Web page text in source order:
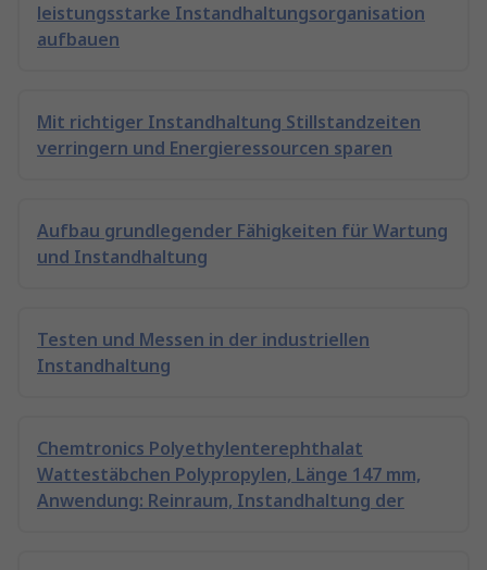
leistungsstarke Instandhaltungsorganisation
aufbauen
Mit richtiger Instandhaltung Stillstandzeiten
verringern und Energieressourcen sparen
Aufbau grundlegender Fähigkeiten für Wartung
und Instandhaltung
Testen und Messen in der industriellen
Instandhaltung
Chemtronics Polyethylenterephthalat
Wattestäbchen Polypropylen, Länge 147 mm,
Anwendung: Reinraum, Instandhaltung der